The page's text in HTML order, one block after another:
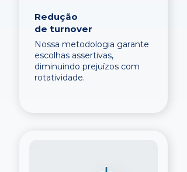
Redução
de turnover
Nossa metodologia garante
escolhas assertivas,
diminuindo prejuízos com
rotatividade.